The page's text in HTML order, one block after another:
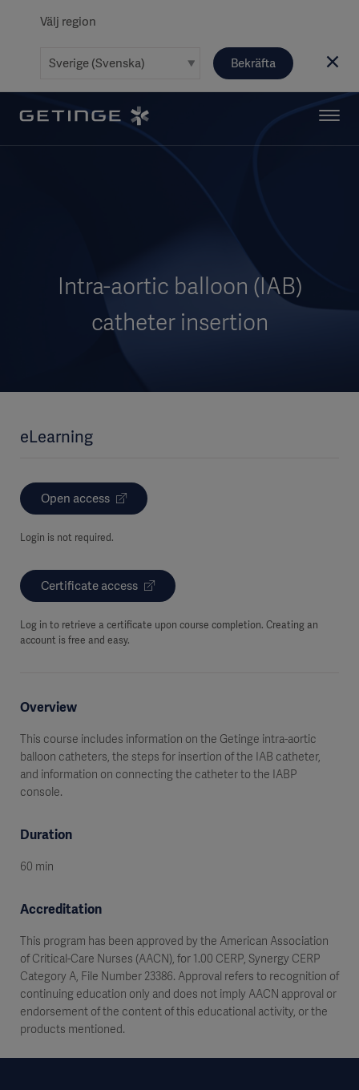
Välj region
Bekräfta
Intra-aortic balloon (IAB)
catheter insertion
eLearning
Open access
Login is not required.
Certificate access
Log in to retrieve a certificate upon course completion. Creating an
account is free and easy.
Overview
This course includes information on the Getinge intra-aortic
balloon catheters, the steps for insertion of the IAB catheter,
and information on connecting the catheter to the IABP
console.
Duration
60 min
Accreditation
This program has been approved by the American Association
of Critical-Care Nurses (AACN), for 1.00 CERP, Synergy CERP
Category A, File Number 23386. Approval refers to recognition of
continuing education only and does not imply AACN approval or
endorsement of the content of this educational activity, or the
products mentioned.